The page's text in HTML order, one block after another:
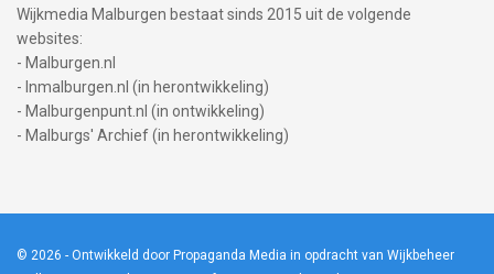
Wijkmedia Malburgen bestaat sinds 2015 uit de volgende
websites:
- Malburgen.nl
- Inmalburgen.nl (in herontwikkeling)
- Malburgenpunt.nl (in ontwikkeling)
- Malburgs' Archief (in herontwikkeling)
© 2026 - Ontwikkeld door Propaganda Media in opdracht van Wijkbeheer